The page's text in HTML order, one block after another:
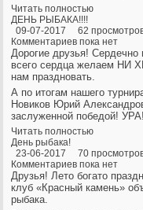
Читать полностью
ДЕНЬ РЫБАКА!!!!
09-07-2017 62
Комментариев пока нет
Дорогие друзья!
всего сердца желаем
нам праздновать.
А по итогам нашего
Новиков Юрий
заслуженной победой!
Читать полностью
День рыбака!
23-06-2017 70
Комментариев пока нет
Друзья! Лето богато
клуб «Красный камень»
рыбака.